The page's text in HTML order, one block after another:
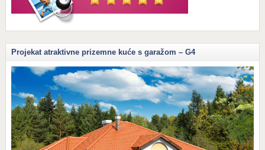
Projekat atraktivne prizemne kuće s garažom – G4